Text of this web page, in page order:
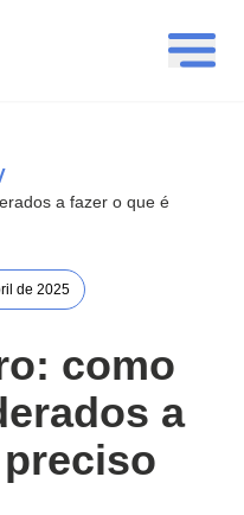
a fazer o que é
de 2025
como
a